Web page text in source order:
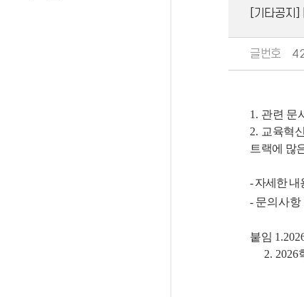
[기타공지
글번호
1. 관련 문
2. 교육혁
트랙에 많
- 자세한 내
- 문의사항
붙임 1.
2. 2026